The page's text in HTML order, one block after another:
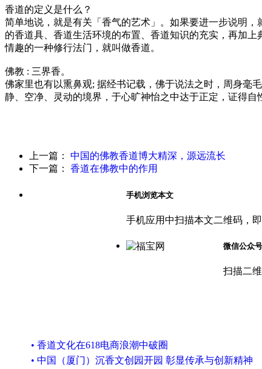
香道的定义是什么？
简单地说，就是有关「香气的艺术」。如果要进一步说明
的香道具、香道生活环境的布置、香道知识的充实，再加
情趣的一种修行法门，就叫做香道。
佛教 : 三界香。
佛家里也有以熏鼻观; 据经书记载，佛于说法之时，周身毫
静、空净、灵动的境界，于心旷神怡之中达于正定，证得
上一篇： 中国的佛教香道博大精深，源远流长
下一篇： 香道在佛教中的作用
手机浏览本文
手机应用中扫描本文二维码，
微信公众号
扫描二
• 香道文化在618电商浪潮中破圈
• 中国（厦门）沉香文创园开园 彰显传承与创新精神